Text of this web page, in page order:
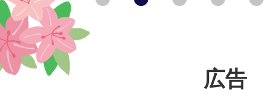
ラ
イ
ド
広告